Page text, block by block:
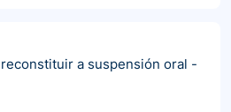
a suspensión oral -